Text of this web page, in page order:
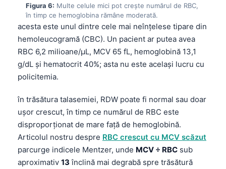
Figura 6: Multe celule mici pot crește numărul de RBC,
în timp ce hemoglobina rămâne moderată.
acesta este unul dintre cele mai neînțelese tipare din
hemoleucogramă (CBC). Un pacient ar putea avea
RBC 6,2 milioane/µL, MCV 65 fL, hemoglobină 13,1
g/dL și hematocrit 40%; asta nu este același lucru cu
policitemia.
în trăsătura talasemiei, RDW poate fi normal sau doar
ușor crescut, în timp ce numărul de RBC este
disproporționat de mare față de hemoglobină.
Articolul nostru despre RBC crescut cu MCV scăzut
parcurge indicele Mentzer, unde MCV ÷ RBC sub
aproximativ 13 înclină mai degrabă spre trăsăturăالعربية المغربية
Afrikaans
Монгол
ພາສາລາວ
Basa Jawa
Cebuano
ئۇيغۇرچە
Кыргызча
Татар теле
Беларуская мова